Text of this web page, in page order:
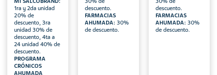
1ra y 2da unidad
20% de
descuento, 3ra
unidad 30% de
descuento, 4ta a
24 unidad 40% de
descuento.
PROGRAMA
CRÓNICOS
AHUMADA
descuento.
FARMACIAS
AHUMADA: 30%
de descuento.
descuento.
FARMACIAS
AHUMADA: 30%
de descuento.